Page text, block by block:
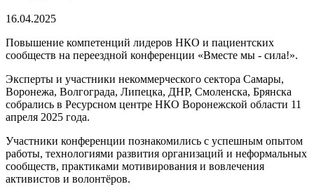
16.04.2025
Повышение компетенций лидеров НКО и пациентских
сообществ на переездной конференции «Вместе мы - сила!».
Эксперты и участники некоммерческого сектора Самары,
Воронежа, Волгограда, Липецка, ДНР, Смоленска, Брянска
собрались в Ресурсном центре НКО Воронежской области 11
апреля 2025 года.
Участники конференции познакомились с успешным опытом
работы, технологиями развития организаций и неформальных
сообществ, практиками мотивирования и вовлечения
активистов и волонтёров.